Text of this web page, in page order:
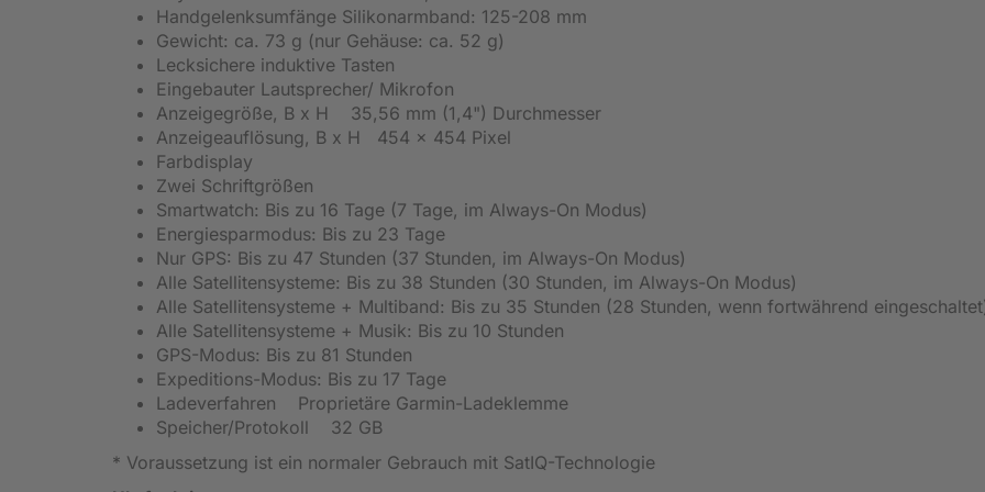
Handgelenksumfänge Silikonarmband: 125-208 mm
Gewicht: ca. 73 g (nur Gehäuse: ca. 52 g)
Lecksichere induktive Tasten
Eingebauter Lautsprecher/ Mikrofon
Anzeigegröße, B x H 35,56 mm (1,4") Durchmesser
Anzeigeauflösung, B x H 454 x 454 Pixel
Farbdisplay
Zwei Schriftgrößen
Smartwatch: Bis zu 16 Tage (7 Tage, im Always-On Modus)
Energiesparmodus: Bis zu 23 Tage
Nur GPS: Bis zu 47 Stunden (37 Stunden, im Always-On Modus)
Alle Satellitensysteme: Bis zu 38 Stunden (30 Stunden, im Always-On Modus)
Alle Satellitensysteme + Multiband: Bis zu 35 Stunden (28 Stunden, wenn fortwährend
Alle Satellitensysteme + Musik: Bis zu 10 Stunden
GPS-Modus: Bis zu 81 Stunden
Expeditions-Modus: Bis zu 17 Tage
Ladeverfahren Proprietäre Garmin-Ladeklemme
Speicher/Protokoll 32 GB
* Voraussetzung ist ein normaler Gebrauch mit SatIQ-Technologie